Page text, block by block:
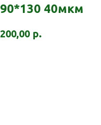
90*130 40мкм
200,00 р.